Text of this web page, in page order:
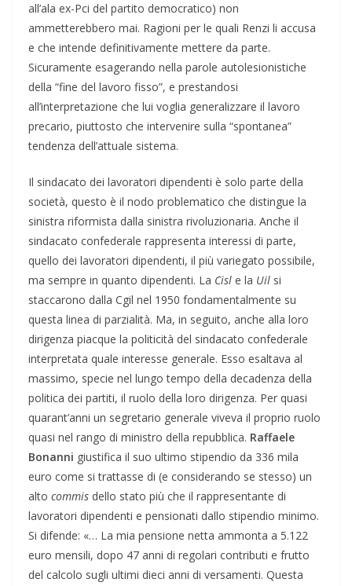
all’ala ex-Pci del partito democratico) non
ammetterebbero mai. Ragioni per le quali Renzi li accusa
e che intende definitivamente mettere da parte.
Sicuramente esagerando nella parole autolesionistiche
della “fine del lavoro fisso”, e prestandosi
all’interpretazione che lui voglia generalizzare il lavoro
precario, piuttosto che intervenire sulla “spontanea”
tendenza dell’attuale sistema.
Il sindacato dei lavoratori dipendenti è solo parte della
società, questo è il nodo problematico che distingue la
sinistra riformista dalla sinistra rivoluzionaria. Anche il
sindacato confederale rappresenta interessi di parte,
quello dei lavoratori dipendenti, il più variegato possibile,
ma sempre in quanto dipendenti. La Cisl e la Uil si
staccarono dalla Cgil nel 1950 fondamentalmente su
questa linea di parzialità. Ma, in seguito, anche alla loro
dirigenza piacque la politicità del sindacato confederale
interpretata quale interesse generale. Esso esaltava al
massimo, specie nel lungo tempo della decadenza della
politica dei partiti, il ruolo della loro dirigenza. Per quasi
quarant’anni un segretario generale viveva il proprio ruolo
quasi nel rango di ministro della repubblica. Raffaele
Bonanni giustifica il suo ultimo stipendio da 336 mila
euro come si trattasse di (e considerando se stesso) un
alto commis dello stato più che il rappresentante di
lavoratori dipendenti e pensionati dallo stipendio minimo.
Si difende: «… La mia pensione netta ammonta a 5.122
euro mensili, dopo 47 anni di regolari contributi e frutto
del calcolo sugli ultimi dieci anni di versamenti. Questa